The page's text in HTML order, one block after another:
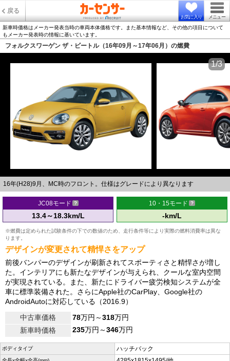
戻る
お気に入り メニュー
新車時価格はメーカー発表当時の車両本体価格です。また基本情報など、その他の項目について
もメーカー発表時の情報に基いています。
フォルクスワーゲン ザ・ビートル（16年09月～17年06月）の燃費
16年(H28)9月、MC時のフロント。仕様はグレードにより異なります
1/3
JC08モード
13.4～18.3km/L
10・15モード
-km/L
※燃費は定められた試験条件の下での数値のため、走行条件等により実際の燃料消費率は異な
ります。
デザインが変更されて精悍さをアップ
前後バンパーのデザインが刷新されてスポーティさと精悍さが増し
た。インテリアにも新たなデザインが与えられ、クールな室内空間
が実現されている。また、新たにドライバー疲労検知システムが全
車に標準装備された。さらにApple社のCarPlay、Google社の
AndroidAutoに対応している（2016.9）
中古車価格
78万円～318万円
新車時価格
235万円～346万円
ボディタイプ ハッチバック